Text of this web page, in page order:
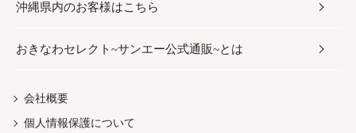
みそ
だし／スパイス／島唐辛子
スナック
おつまみ
紅芋
ワイン・ウィスキー・カクテル
ドリンク
茶葉
ボディケア
ヘアケア
UVケア
メンズ
レディース
雑貨
沖縄ファッション
伝統工芸品
沖縄県内のお客様はこちら
おきなわセレクト~サンエー公式通販~とは
会社概要
個人情報保護について